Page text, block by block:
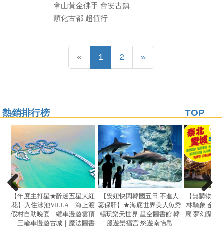
拿山黃金佛手 會安古鎮
順化古都 超值行
«Previous
1 (current)
2 »Next
熱銷排行榜 TOP
【年度主打星★醉迷五星大紅
花】入住泳池VILLA｜海上渡
假村自助晚宴｜纜車漫遊雲頂
｜三輪車慢遊古城｜魔法圖書
【安妞快閃韓國五日 不進人
蔘保肝】★海底世界美人魚秀
暢玩樂天世界 星空圖書館 韓
服遊景福宮 悠遊南怡島
【無購物
林騎象 金三
廟 夢幻蘭谷